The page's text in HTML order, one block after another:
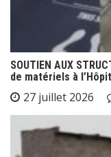
SOUTIEN AUX
de matériels à
27 juillet 2026